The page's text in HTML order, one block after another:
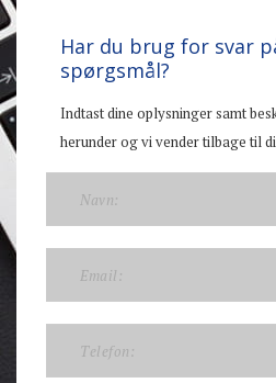
Har du brug for svar
spørgsmål?
Indtast dine oplysninger samt
herunder og vi vender tilbage til